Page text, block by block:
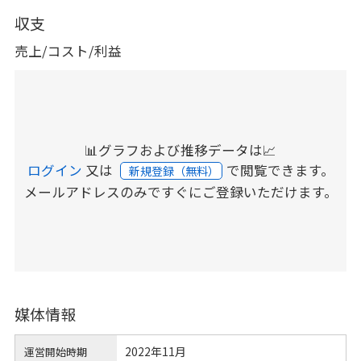
収支
売上/コスト/利益
📊グラフおよび推移データは📈
ログイン 又は 新規登録（無料） で閲覧できます。
メールアドレスのみですぐにご登録いただけます。
媒体情報
運営開始時期 2022年11月